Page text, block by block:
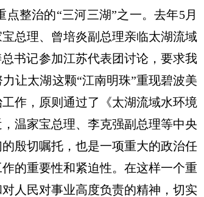
整治的“三河三湖”之一。去年5月
总理、曾培炎副总理亲临太湖流域
书记参加江苏代表团讨论，要求我
让太湖这颗“江南明珠”重现碧波美
作，原则通过了《太湖流域水环境
温家宝总理、李克强副总理等中央
殷切嘱托，也是一项重大的政治任
的重要性和紧迫性。在这样一个重
人民对事业高度负责的精神，切实